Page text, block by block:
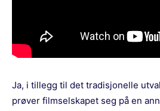
Ja, i tillegg til det tradisjonelle
prøver filmselskapet seg på en